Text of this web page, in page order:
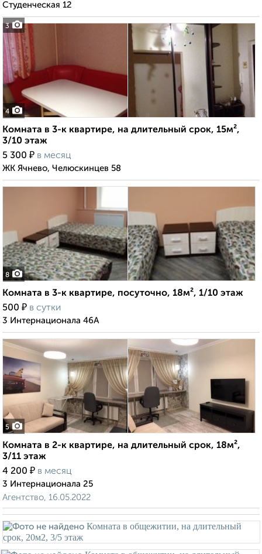
3
Студенческая 12
4
Комната в 3-к квартире, на длительный срок, 15м²,
3/10 этаж
5 300 ₽ в месяц
ЖК Ячнево, Челюскинцев 58
8
Комната в 3-к квартире, посуточно, 18м², 1/10 этаж
500 ₽ в сутки
3 Интернационала 46А
5
Комната в 2-к квартире, на длительный срок, 18м²,
3/11 этаж
4 200 ₽ в месяц
3 Интернационала 25
Агентство, 16.05.2022